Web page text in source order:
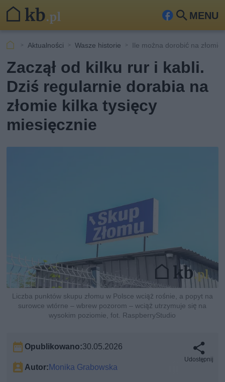
MENU
Fa
ook
Szu
kaj
Aktualności Wasze historie Ile można dorobić na
Zaczął od kilku rur i kabli.
Dziś regularnie dorabia na
złomie kilka tysięcy
miesięcznie
Liczba punktów skupu złomu w Polsce wciąż rośnie, a popyt na
surowce wtórne – wbrew pozorom – wciąż utrzymuje się na
wysokim poziomie, fot. RaspberryStudio
Opublikowano:30.05.2026
Autor:Monika Grabowska
Udostępnij